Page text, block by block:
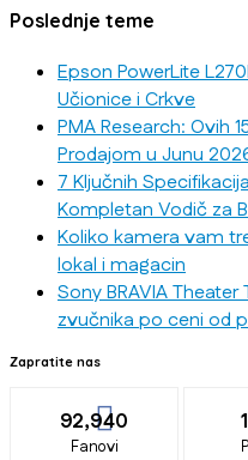
Poslednje teme
Epson PowerLite
Učionice i Crkve
PMA Research: Ovih
Prodajom u Junu
7 Ključnih
Kompletan Vodič za
Koliko kamera vam
lokal i magacin
Sony BRAVIA
zvučnika po ceni od
Zapratite nas
92,940
Fanovi